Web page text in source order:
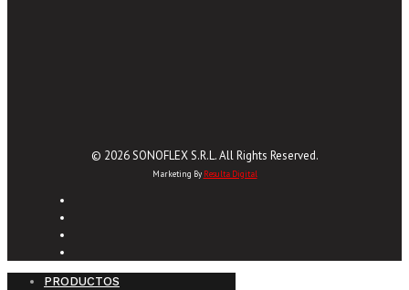
© 2026 SONOFLEX S.R.L. All Rights Reserved.
Marketing By Resulta Digital
PRODUCTOS